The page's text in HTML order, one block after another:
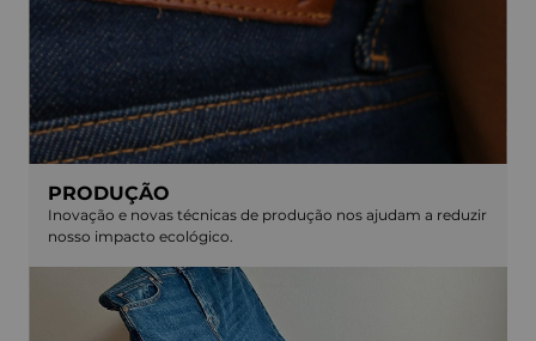
PRODUÇÃO
Inovação e novas técnicas de produção nos ajudam a reduzir
nosso impacto ecológico.